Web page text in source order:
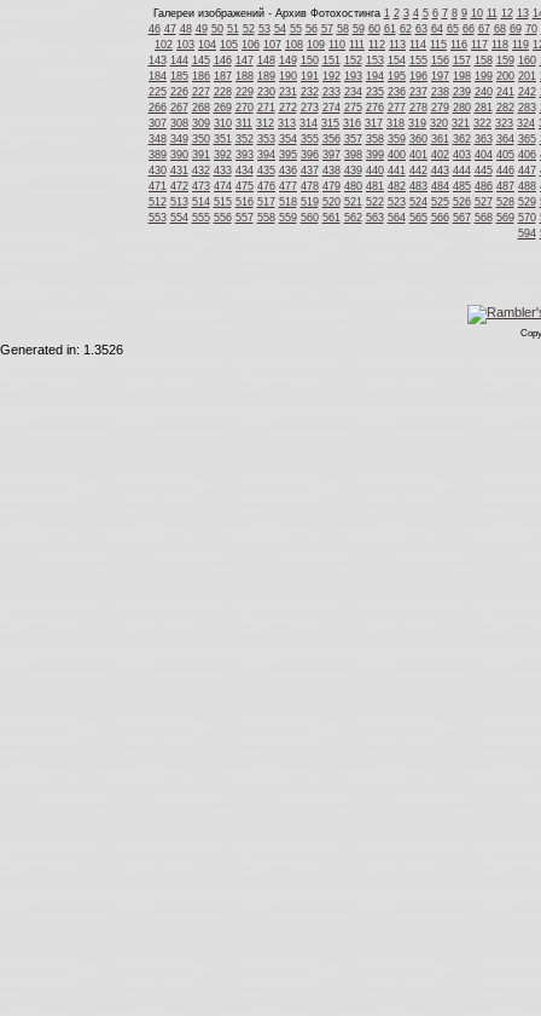
Галереи изображений - Архив Фотохостинга 1 2 3 4 5 6 7 8 9 10 11 12 13
46 47 48 49 50 51 52 53 54 55 56 57 58 59 60 61 62 63 64 65 66 67 68 69 70
102 103 104 105 106 107 108 109 110 111 112 113 114 115 116 117 118 119
143 144 145 146 147 148 149 150 151 152 153 154 155 156 157 158 159 160
184 185 186 187 188 189 190 191 192 193 194 195 196 197 198 199 200 201
225 226 227 228 229 230 231 232 233 234 235 236 237 238 239 240 241 242
266 267 268 269 270 271 272 273 274 275 276 277 278 279 280 281 282 283
307 308 309 310 311 312 313 314 315 316 317 318 319 320 321 322 323 324
348 349 350 351 352 353 354 355 356 357 358 359 360 361 362 363 364 365
389 390 391 392 393 394 395 396 397 398 399 400 401 402 403 404 405 406
430 431 432 433 434 435 436 437 438 439 440 441 442 443 444 445 446 447
471 472 473 474 475 476 477 478 479 480 481 482 483 484 485 486 487 488
512 513 514 515 516 517 518 519 520 521 522 523 524 525 526 527 528 529
553 554 555 556 557 558 559 560 561 562 563 564 565 566 567 568 569 570
594
Generated in: 1.3526